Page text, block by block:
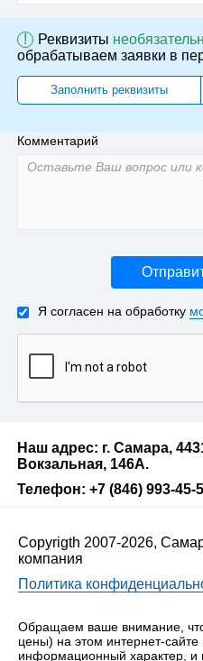
! Реквизиты
обрабатываем заявки в
Заполнить реквизиты
Комментарий
Я согласен на обработку
Наш адрес: г. Самара,
Вокзальная, 146А.
Телефон: +7 (846) 993-45-
Copyrigth 2007-2026,
компания
Политика
Обращаем ваше внимание,
цены) на этом интернет-сайте
информационный характер, и